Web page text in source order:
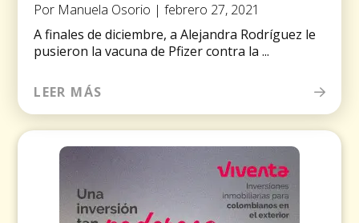
Por Manuela Osorio | febrero 27, 2021
A finales de diciembre, a Alejandra Rodríguez le
pusieron la vacuna de Pfizer contra la ...
LEER MÁS